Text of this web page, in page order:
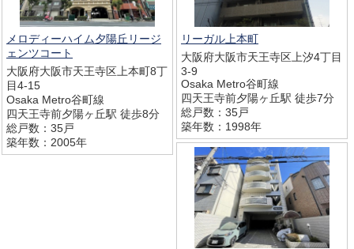
メロディーハイム夕陽丘リージ
ェンツコート
大阪府大阪市天王寺区上本町8丁
目4-15
Osaka Metro谷町線
四天王寺前夕陽ヶ丘駅 徒歩8分
総戸数：35戸
築年数：2005年
リーガル上本町
大阪府大阪市天王寺区上汐4丁目
3-9
Osaka Metro谷町線
四天王寺前夕陽ヶ丘駅 徒歩7分
総戸数：35戸
築年数：1998年